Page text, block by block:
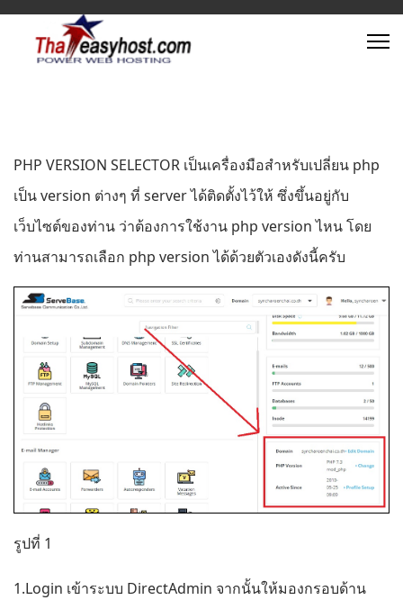
PHP VERSION SELECTOR เป็นเครื่องมือสำหรับเปลี่ยน php
เป็น version ต่างๆ ที่ server ได้ติดตั้งไว้ให้ ซึ่งขึ้นอยู่กับ
เว็บไซต์ของท่าน ว่าต้องการใช้งาน php version ไหน โดย
ท่านสามารถเลือก php version ได้ด้วยตัวเองดังนี้ครับ
รูปที่ 1
1.Login เข้าระบบ DirectAdmin จากนั้นให้มองกรอบด้าน